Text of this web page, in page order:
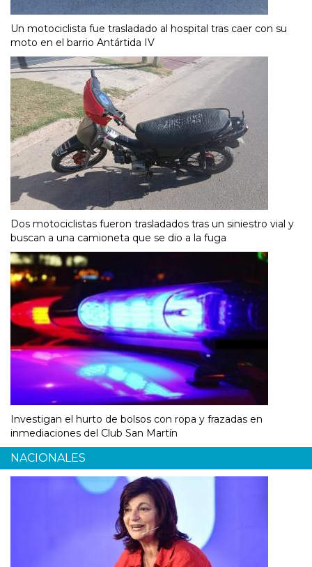
Un motociclista fue trasladado al hospital tras caer con su
moto en el barrio Antártida IV
Dos motociclistas fueron trasladados tras un siniestro vial y
buscan a una camioneta que se dio a la fuga
Investigan el hurto de bolsos con ropa y frazadas en
inmediaciones del Club San Martín
NACIONALES